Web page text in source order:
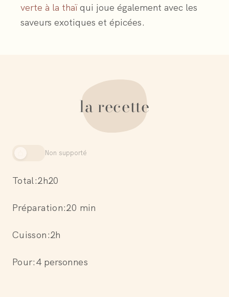
verte à la thaï qui joue également avec les
saveurs exotiques et épicées.
la recette
Non supporté
Total:2h20
Préparation:20 min
Cuisson:2h
Pour:4 personnes